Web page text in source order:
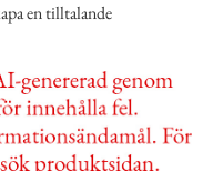
en tilltalande